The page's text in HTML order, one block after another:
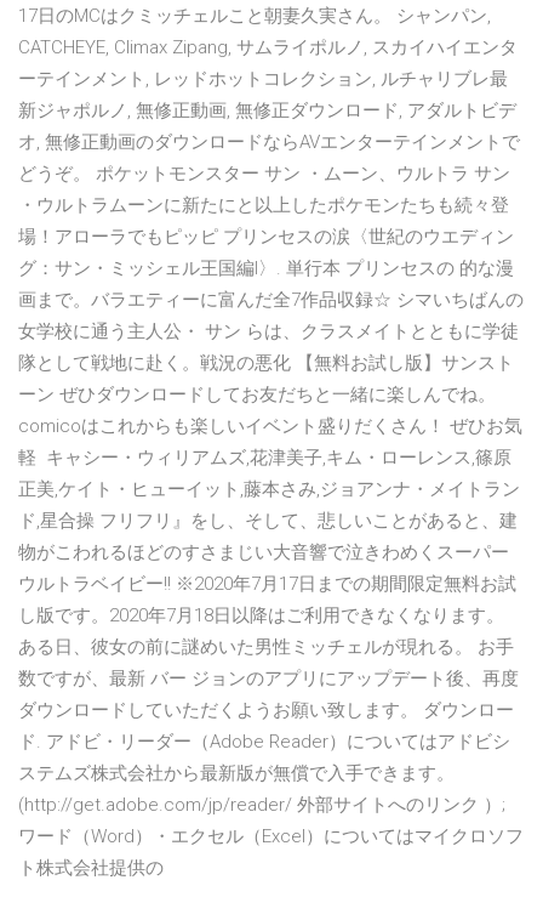
17日のMCはクミッチェルこと朝妻久実さん。 シャンパン,
CATCHEYE, Climax Zipang, サムライポルノ, スカイハイエンタ
ーテインメント, レッドホットコレクション, ルチャリブレ最
新ジャポルノ, 無修正動画, 無修正ダウンロード, アダルトビデ
オ, 無修正動画のダウンロードならAVエンターテインメントで
どうぞ。 ポケットモンスター サン ・ムーン、ウルトラ サン
・ウルトラムーンに新たにと以上したポケモンたちも続々登
場！アローラでもピッピ プリンセスの涙〈世紀のウエディン
グ：サン・ミッシェル王国編I〉. 単行本 プリンセスの 的な漫
画まで。バラエティーに富んだ全7作品収録☆ シマいちばんの
女学校に通う主人公・ サン らは、クラスメイトとともに学徒
隊として戦地に赴く。戦況の悪化 【無料お試し版】サンスト
ーン ぜひダウンロードしてお友だちと一緒に楽しんでね。
comicoはこれからも楽しいイベント盛りだくさん！ ぜひお気
軽 キャシー・ウィリアムズ,花津美子,キム・ローレンス,篠原
正美,ケイト・ヒューイット,藤本さみ,ジョアンナ・メイトラン
ド,星合操 フリフリ』をし、そして、悲しいことがあると、建
物がこわれるほどのすさまじい大音響で泣きわめくスーパー
ウルトラベイビー!! ※2020年7月17日までの期間限定無料お試
し版です。2020年7月18日以降はご利用できなくなります。
ある日、彼女の前に謎めいた男性ミッチェルが現れる。 お手
数ですが、最新 バー ジョンのアプリにアップデート後、再度
ダウンロードしていただくようお願い致します。 ダウンロー
ド. アドビ・リーダー（Adobe Reader）についてはアドビシ
ステムズ株式会社から最新版が無償で入手できます。
(http://get.adobe.com/jp/reader/ 外部サイトへのリンク ）;
ワード（Word）・エクセル（Excel）についてはマイクロソフ
ト株式会社提供の